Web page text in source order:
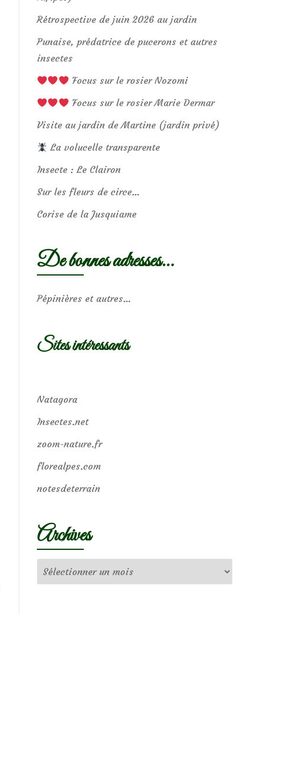
Rétrospective de juin 2026 au jardin
Punaise, prédatrice de pucerons et autres
insectes
Focus sur le rosier Nozomi
Focus sur le rosier Marie Dermar
Visite au jardin de Martine (jardin privé)
La volucelle transparente
Insecte : Le Clairon
Sur les fleurs de circe…
Corise de la Jusquiame
De bonnes adresses…
Pépinières et autres…
Sites intéressants
Natagora
Insectes.net
zoom-nature.fr
florealpes.com
notesdeterrain
Archives
Archives